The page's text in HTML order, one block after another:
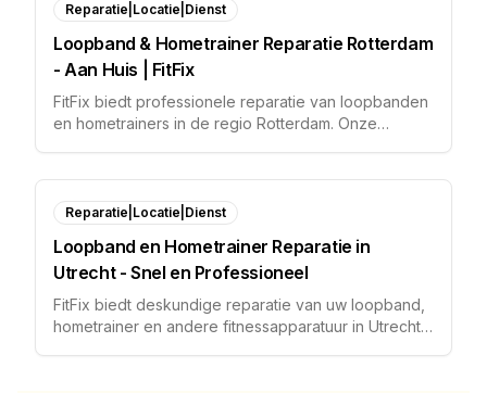
Reparatie|Locatie|Dienst
Loopband & Hometrainer Reparatie Rotterdam
- Aan Huis | FitFix
FitFix biedt professionele reparatie van loopbanden
en hometrainers in de regio Rotterdam. Onze
Reparatie|Locatie|Dienst
Loopband en Hometrainer Reparatie in
Utrecht - Snel en Professioneel
FitFix biedt deskundige reparatie van uw loopband,
hometrainer en andere fitnessapparatuur in Utrecht